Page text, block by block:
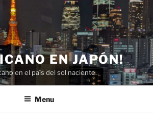
EN JAPÓN!
en el país del sol naciente.
Menu